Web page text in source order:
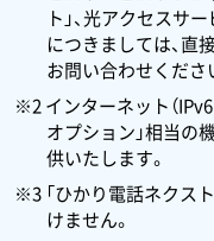
ト」、光アクセスサ
につきましては、直
お問い合わせくださ
※2 インターネット（
オプション」相当の
供いたします。
※3 「ひかり電話ネクス
けません。